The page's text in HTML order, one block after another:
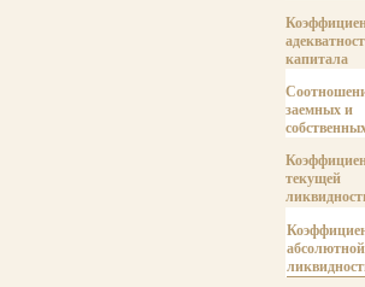
капитала
заемных и
текущей
абсолютной